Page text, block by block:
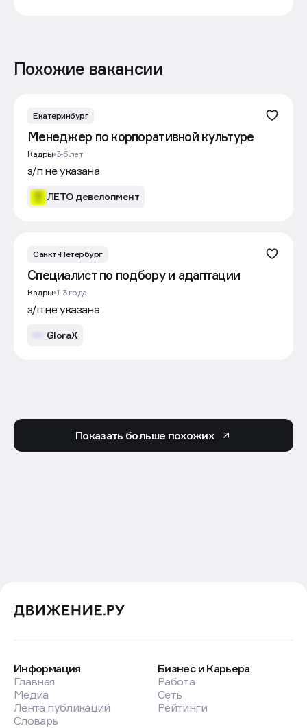
Похожие вакансии
Екатеринбург
Менеджер по корпоративной культуре
Кадры 3-6 лет
з/п не указана
ЛЕТО девелопмент
Санкт-Петербург
Специалист по подбору и адаптации
Кадры 1-3 года
з/п не указана
GloraX
Показать больше похожих
Информация
Главная
Медиа
Лента публикаций
Словарь
Бизнес и Карьера
Работа
Сеть
Рейтинги